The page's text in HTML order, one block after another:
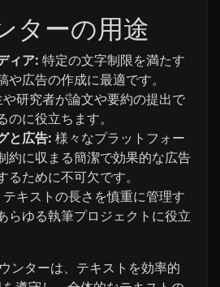
ターの用途
ィア: 特定の文字制限を満たす
や広告の作成に最適です。
研究者が論文や要約の提出で
に役立ちます。
と広告: 様々なプラットフォー
約に収まる簡潔で効果的な広告
るために不可欠です。
テキストの長さを慎重に管理す
らゆる執筆プロジェクトに役立
ンターは、テキストを効率的